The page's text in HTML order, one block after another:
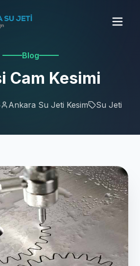
Blog
Cam Kesimi
Ankara Su Jeti Kesim Su Jeti